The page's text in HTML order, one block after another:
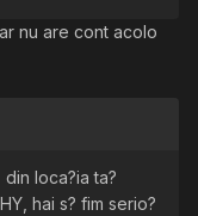
nu are cont acolo
loca?ia ta?
hai s? fim serio?